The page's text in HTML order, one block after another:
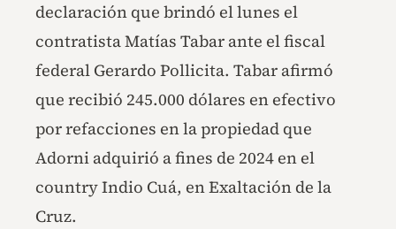
declaración que brindó el lunes el
contratista Matías Tabar ante el fiscal
federal Gerardo Pollicita. Tabar afirmó
que recibió 245.000 dólares en efectivo
por refacciones en la propiedad que
Adorni adquirió a fines de 2024 en el
country Indio Cuá, en Exaltación de la
Cruz.